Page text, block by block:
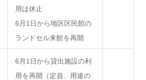
用は休止
6月1日から地区区民館の
ランドセル来館を再開
6月1日から貸出施設の利
用を再開（定員、用途の